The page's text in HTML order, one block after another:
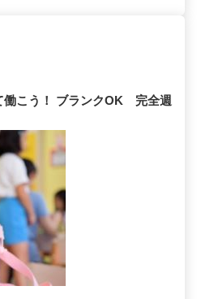
働こう！ ブランクOK 完全週